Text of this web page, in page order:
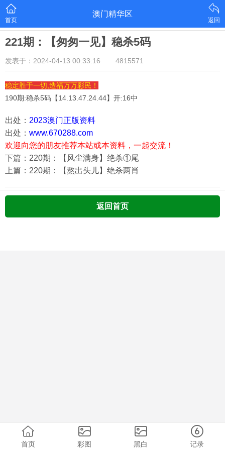
首页
澳门精华区
返回
221期：【匆匆一见】稳杀5码
发表于：2024-04-13 00:33:16 4815571
稳定胜于一切,造福万万彩民！
190期:稳杀5码【14.13.47.24.44】开:16中
出处： 2023澳门正版资料
出处： www.670288.com
欢迎向您的朋友推荐本站或本资料，一起交流！
下篇：220期：【风尘满身】绝杀①尾
上篇：220期：【熬出头儿】绝杀两肖
返回首页
首页 彩图 黑白 记录